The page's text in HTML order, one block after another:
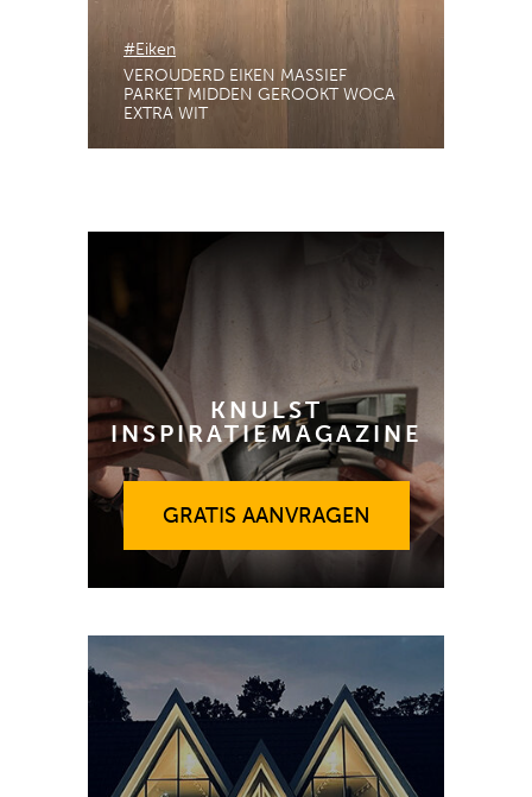
#Eiken
VEROUDERD EIKEN MASSIEF
PARKET MIDDEN GEROOKT WOCA
EXTRA WIT
KNULST
INSPIRATIEMAGAZINE
GRATIS AANVRAGEN
GRATIS AANVRAGEN